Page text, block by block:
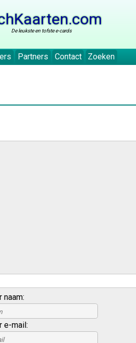
De leukste en tofste e-cards
Partners Contact Zoeken
naam:
e-mail: